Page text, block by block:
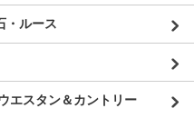
・ルース
エスタン＆カントリー